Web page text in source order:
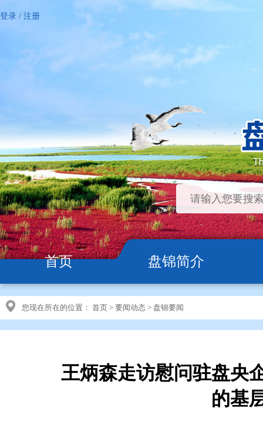
登录 / 注册
首页 盘锦简介
您现在所在的位置： 首页 > 要闻动态 > 盘锦要闻
王炳森走访慰问驻盘央
的基